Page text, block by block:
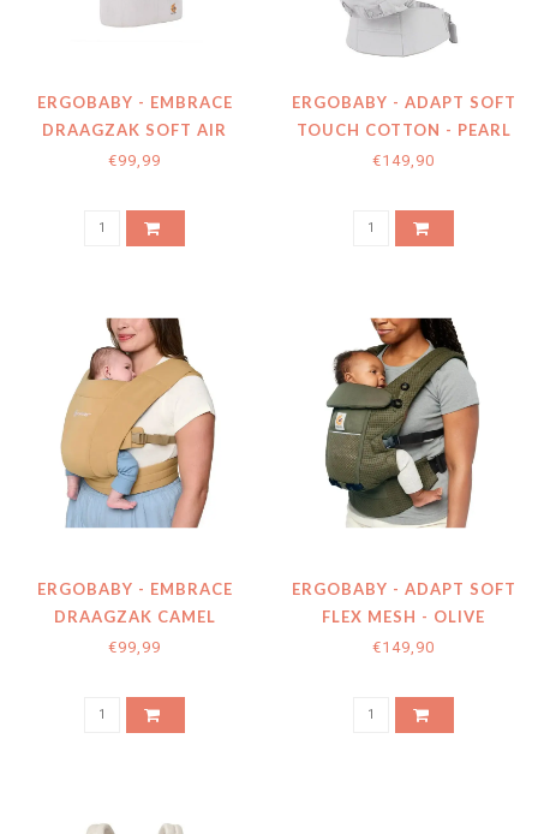
ERGOBABY - EMBRACE
DRAAGZAK SOFT AIR
MESH WASHED BLACK
€99,99
ERGOBABY - ADAPT SOFT
TOUCH COTTON - PEARL
GREY
€149,90
ERGOBABY - EMBRACE
DRAAGZAK CAMEL
€99,99
ERGOBABY - ADAPT SOFT
FLEX MESH - OLIVE
€149,90